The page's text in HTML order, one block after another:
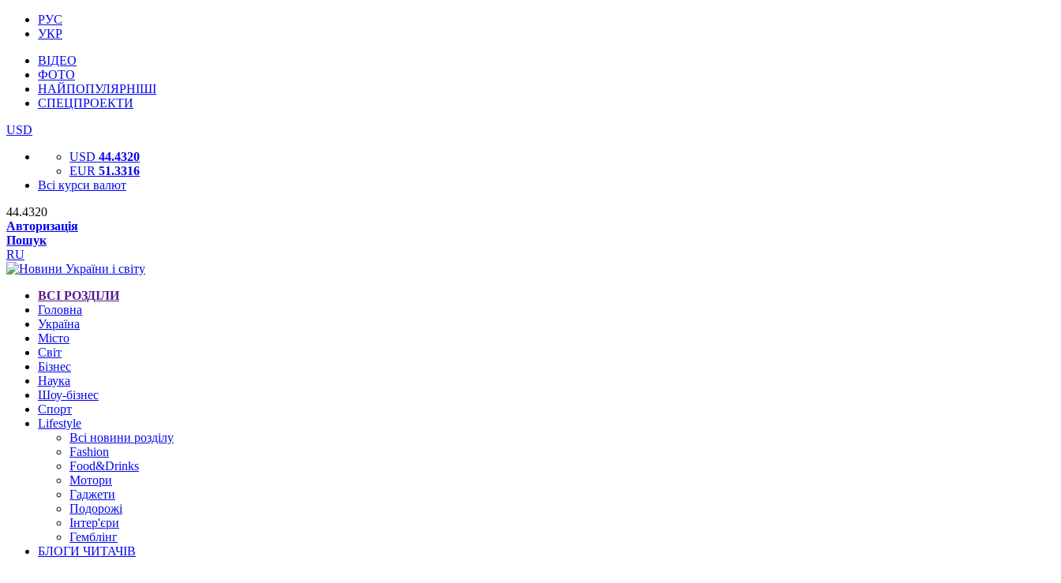
РУС
УКР
ВІДЕО
ФОТО
НАЙПОПУЛЯРНІШІ
СПЕЦПРОЕКТИ
USD
USD 44.4320
EUR 51.3316
Всі курси валют
44.4320
Авторизація
Пошук
RU
ВСІ РОЗДІЛИ
Головна
Україна
Місто
Світ
Бізнес
Наука
Шоу-бізнес
Спорт
Lifestyle
Всі новини розділу
Fashion
Food&Drinks
Мотори
Гаджети
Подорожі
Інтер'єри
Гемблінг
БЛОГИ ЧИТАЧІВ